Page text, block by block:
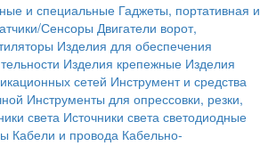
и специальные Гаджеты, портативная и
Сенсоры Двигатели ворот,
Изделия для обеспечения
Изделия крепежные Изделия
сетей Инструмент и средства
Инструменты для опрессовки, резки,
света Источники света светодиодные
Кабели и провода Кабельно-